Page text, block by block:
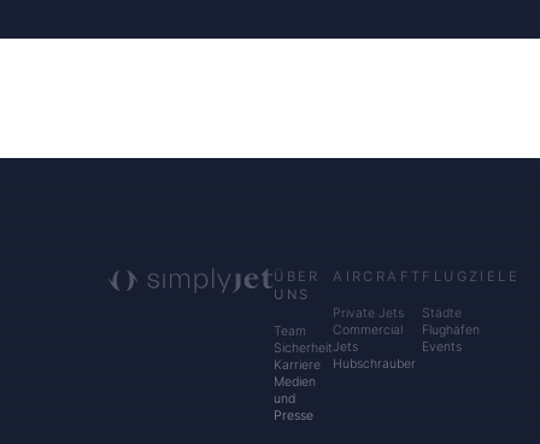
ÜBER
UNS
Team
Sicherheit
Karriere
Medien
und
Presse
AIRCRAFT
Private Jets
Commercial
Jets
Hubschrauber
FLUGZIELE
Städte
Flughäfen
Events